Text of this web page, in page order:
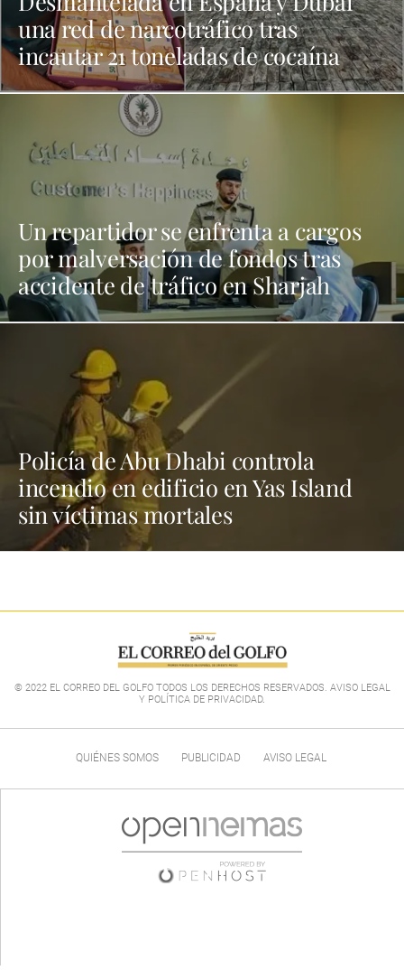
una red de narcotráfico tras
incautar 21 toneladas de cocaína
Un repartidor se enfrenta a cargos
por malversación de fondos tras
accidente de tráfico en Sharjah
Policía de Abu Dhabi controla
incendio en edificio en Yas Island
sin víctimas mortales
© 2022 EL CORREO DEL GOLFO TODOS LOS DERECHOS RESERVADOS. AVISO LEGAL
Y POLÍTICA DE PRIVACIDAD.
QUIÉNES SOMOS PUBLICIDAD AVISO LEGAL